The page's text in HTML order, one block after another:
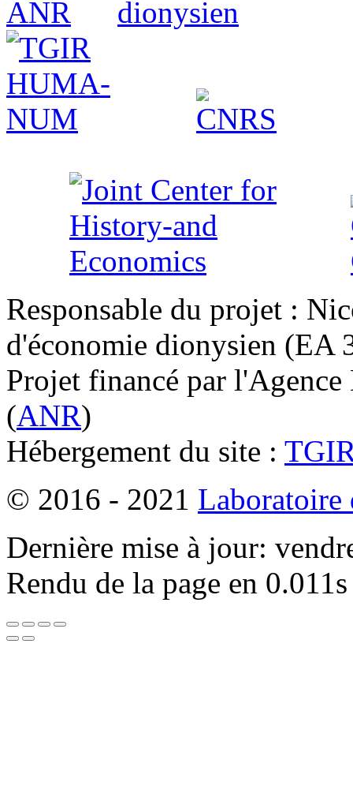
Responsable du projet :
d'économie dionysien
Projet financé par l'Agence
(ANR)
Hébergement du site :
© 2016 - 2021 Laboratoire
Dernière mise à jour:
Rendu de la page en 0.011s